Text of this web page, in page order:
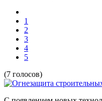
1
2
3
4
5
(7 голосов)